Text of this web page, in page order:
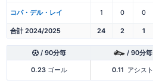
コパ・デル・レイ 1 0 0
合計 2024/2025 24 2 1
/ 90分毎 / 90分毎
0.23ゴール 0.11 アシスト